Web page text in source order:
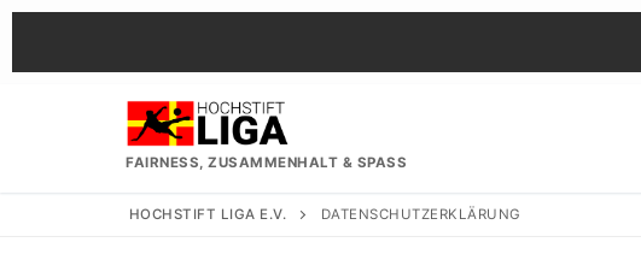
Zum
springen
FAIRNESS, ZUSAMMENHALT & SPASS
HOCHSTIFT LIGA E.V. DATENSCHUTZERKLÄRUNG